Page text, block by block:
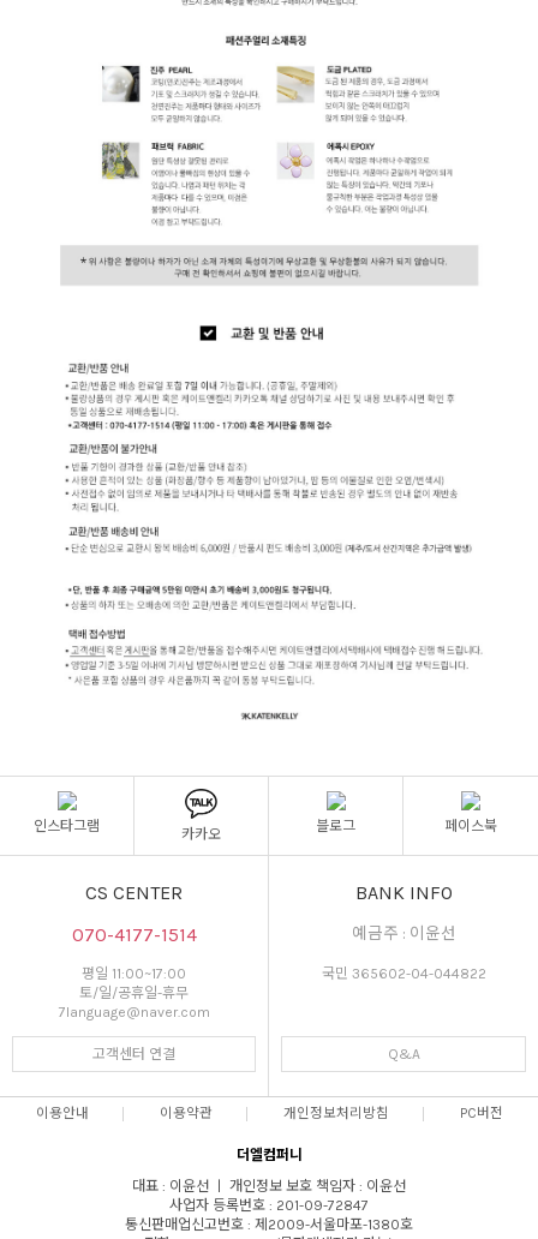
인스타그램
카카오
블로그 페이스북
CS CENTER
070-4177-1514
평일 11:00~17:00
토/일/공휴일-휴무
7language@naver.com
고객센터 연결
BANK INFO
예금주 : 이윤선
국민 365602-04-044822
Q&A
이용안내 이용약관 개인정보처리방침 PC버전
더엘컴퍼니
대표 : 이윤선 ㅣ 개인정보 보호 책임자 : 이윤선
사업자 등록번호 : 201-09-72847
통신판매업신고번호 : 제2009-서울마포-1380호